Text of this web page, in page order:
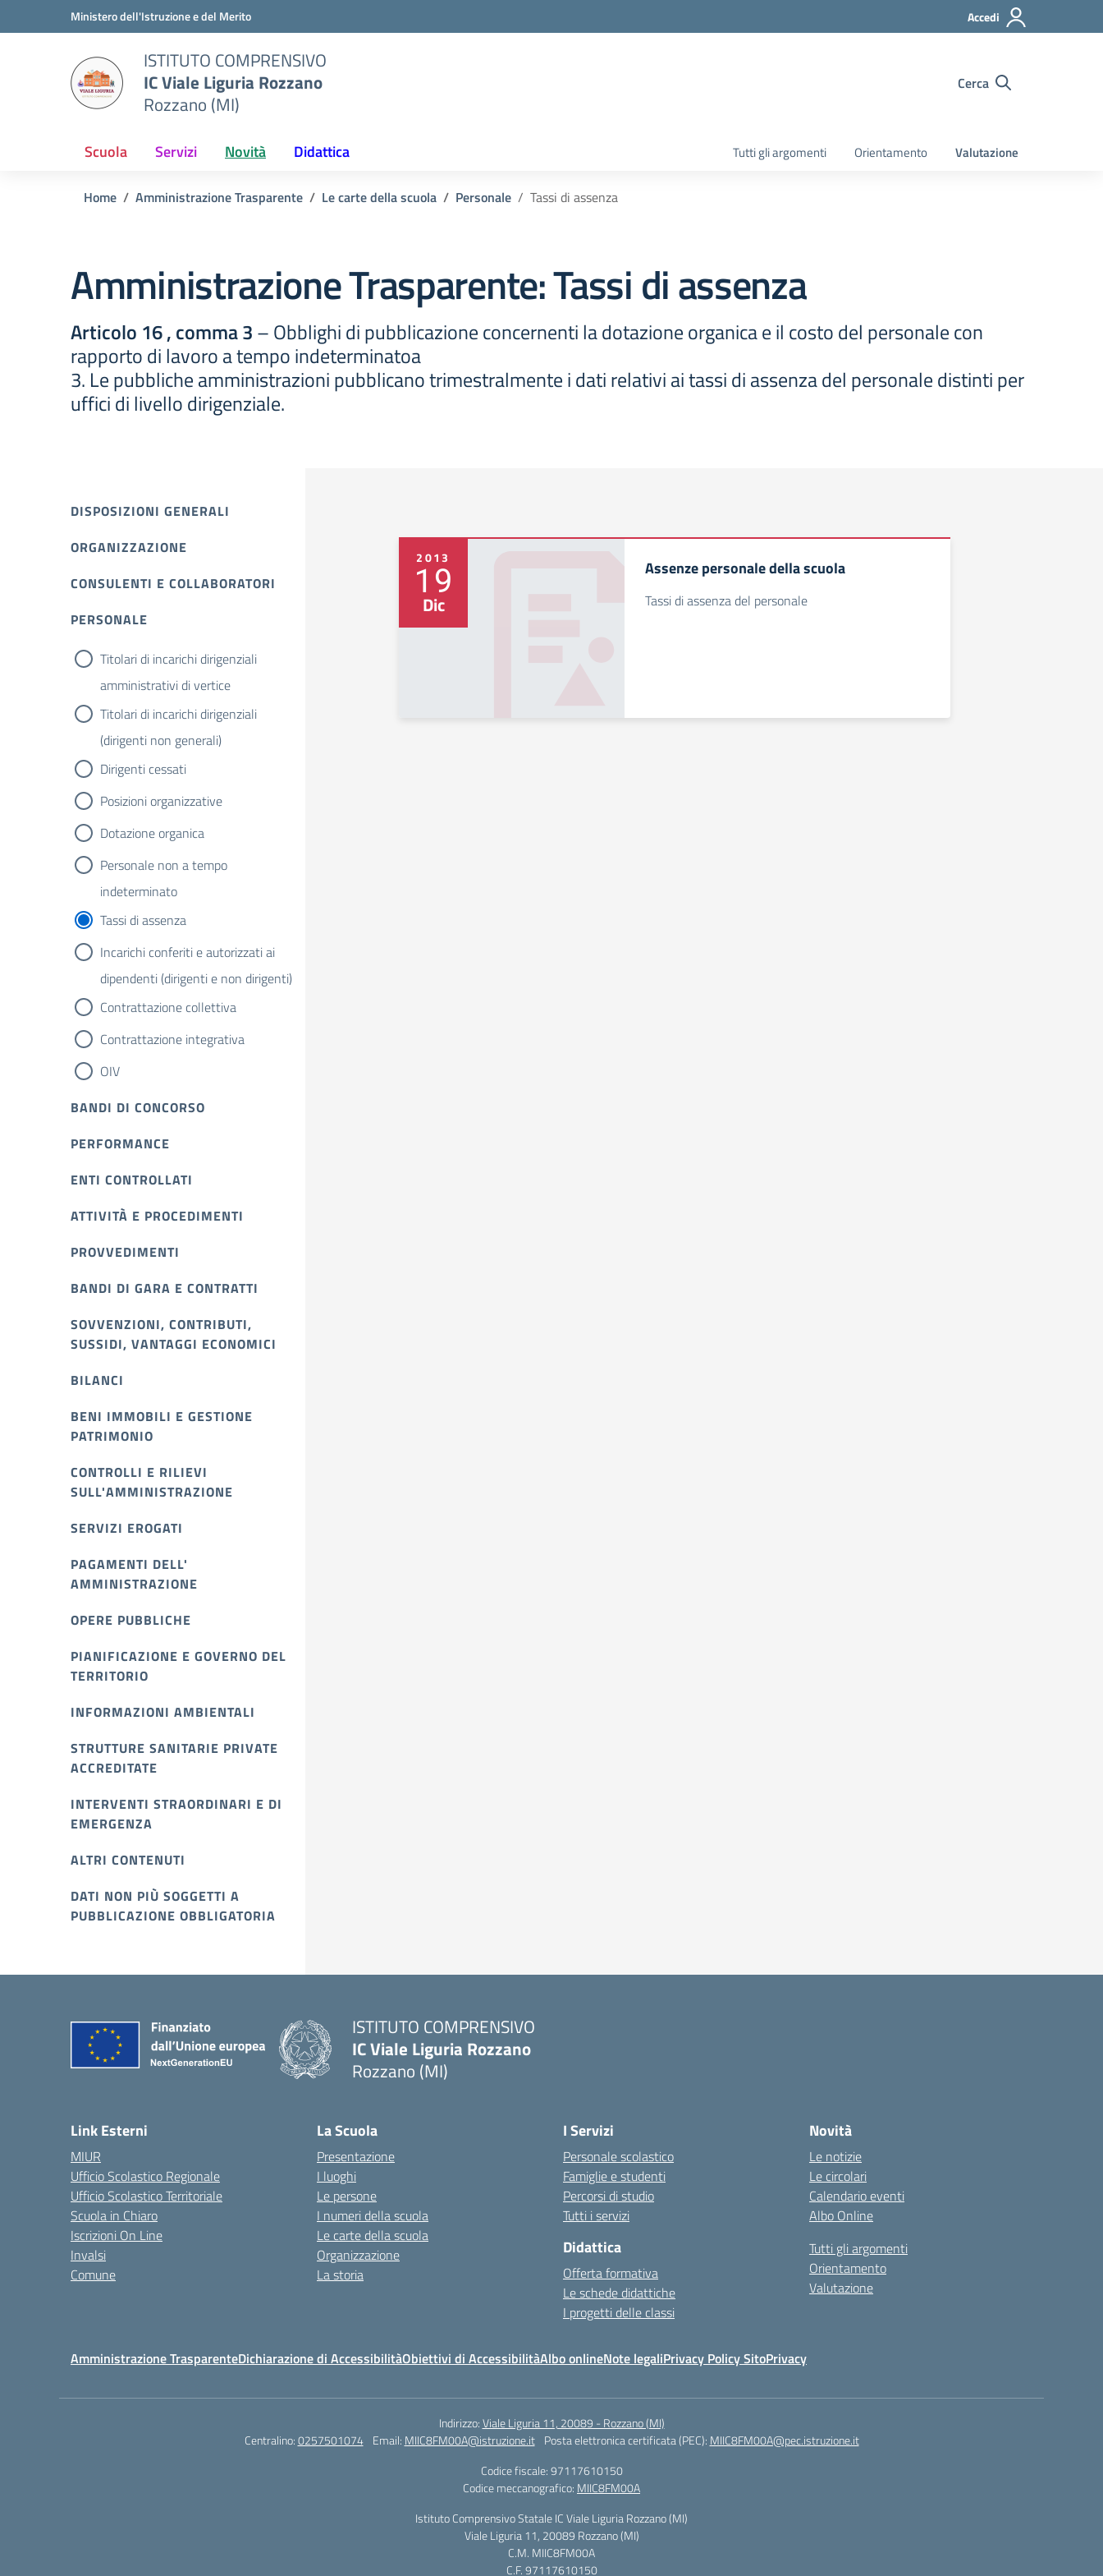
Vai ai contenuti
Vai al menu di navigazioneMinistero dell'Istruzione e del Merito Accedi
ISTITUTO COMPRENSIVO
IC Viale Liguria Rozzano
Rozzano (MI)
Cerca
Scuola Servizi Novità Didattica Tutti gli argomenti Orientamento Valutazione
Home Amministrazione Trasparente Le carte della scuola Personale Tassi di assenza
Amministrazione Trasparente:Tassi di assenza
Articolo 16 , comma 3– Obblighi di pubblicazione concernenti la dotazione organica e il costo del personale con
rapporto di lavoro a tempo indeterminatoa
3. Le pubbliche amministrazioni pubblicano trimestralmente i dati relativi ai tassi di assenza del personale distinti per
uffici di livello dirigenziale.
DISPOSIZIONI GENERALI
ORGANIZZAZIONE
CONSULENTI E COLLABORATORI
PERSONALE
Titolari di incarichi dirigenziali
amministrativi di vertice
Titolari di incarichi dirigenziali
(dirigenti non generali)
Dirigenti cessati
Posizioni organizzative
Dotazione organica
Personale non a tempo
indeterminato
Tassi di assenza
Incarichi conferiti e autorizzati ai
dipendenti (dirigenti e non dirigenti)
Contrattazione collettiva
Contrattazione integrativa
OIV
BANDI DI CONCORSO
PERFORMANCE
ENTI CONTROLLATI
ATTIVITÀ E PROCEDIMENTI
PROVVEDIMENTI
BANDI DI GARA E CONTRATTI
SOVVENZIONI, CONTRIBUTI,
SUSSIDI, VANTAGGI ECONOMICI
BILANCI
BENI IMMOBILI E GESTIONE
PATRIMONIO
CONTROLLI E RILIEVI
SULL'AMMINISTRAZIONE
SERVIZI EROGATI
PAGAMENTI DELL'
AMMINISTRAZIONE
OPERE PUBBLICHE
PIANIFICAZIONE E GOVERNO DEL
TERRITORIO
INFORMAZIONI AMBIENTALI
STRUTTURE SANITARIE PRIVATE
ACCREDITATE
INTERVENTI STRAORDINARI E DI
EMERGENZA
ALTRI CONTENUTI
DATI NON PIÙ SOGGETTI A
PUBBLICAZIONE OBBLIGATORIA
2013
19
Dic
Assenze personale della scuola
Tassi di assenza del personale
ISTITUTO COMPRENSIVO
IC Viale Liguria Rozzano
Rozzano (MI)
Link Esterni
MIUR
Ufficio Scolastico Regionale
Ufficio Scolastico Territoriale
Scuola in Chiaro
Iscrizioni On Line
Invalsi
Comune
La Scuola
Presentazione
I luoghi
Le persone
I numeri della scuola
Le carte della scuola
Organizzazione
La storia
I Servizi
Personale scolastico
Famiglie e studenti
Percorsi di studio
Tutti i servizi
Didattica
Offerta formativa
Le schede didattiche
I progetti delle classi
Novità
Le notizie
Le circolari
Calendario eventi
Albo Online
Tutti gli argomenti
Orientamento
Valutazione
Amministrazione TrasparenteDichiarazione di AccessibilitàObiettivi di AccessibilitàAlbo onlineNote legaliPrivacy Policy SitoPrivacy
Indirizzo:Viale Liguria 11, 20089 - Rozzano (MI)
Centralino:0257501074 Email: MIIC8FM00A@istruzione.it Posta elettronica certificata (PEC): MIIC8FM00A@pec.istruzione.it
Codice fiscale: 97117610150
Codice meccanografico: MIIC8FM00A
Istituto Comprensivo Statale IC Viale Liguria Rozzano (MI)
Viale Liguria 11, 20089 Rozzano (MI)
C.M. MIIC8FM00A
C.F. 97117610150